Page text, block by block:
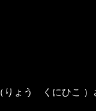
ょう くにひこ ）